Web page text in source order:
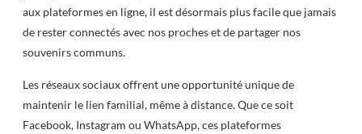
aux plateformes en ligne, il est désormais plus facile que jamais
de rester connectés avec nos proches et de partager nos
souvenirs communs.
Les réseaux sociaux offrent une opportunité unique de
maintenir le lien familial, même à distance. Que ce soit
Facebook, Instagram ou WhatsApp, ces plateformes